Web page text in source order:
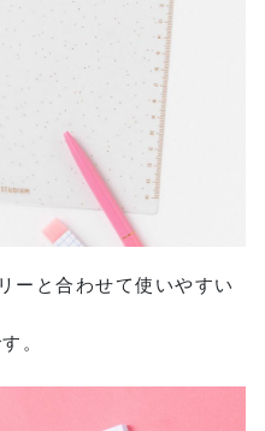
ーと合わせて使いやすい
。